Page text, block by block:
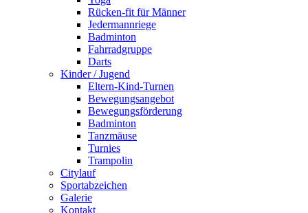
Rücken-fit für Männer
Jedermannriege
Badminton
Fahrradgruppe
Darts
Kinder / Jugend
Eltern-Kind-Turnen
Bewegungsangebot
Bewegungsförderung
Badminton
Tanzmäuse
Turnies
Trampolin
Citylauf
Sportabzeichen
Galerie
Kontakt